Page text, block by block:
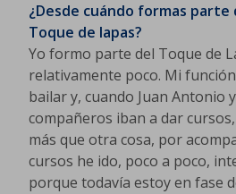
¿Desde cuándo formas parte
Toque de lapas?
Yo formo parte del Toque de
relativamente poco. Mi
bailar y, cuando Juan Antonio
compañeros iban a dar
más que otra cosa, por
cursos he ido, poco a poco,
porque todavía estoy en fase